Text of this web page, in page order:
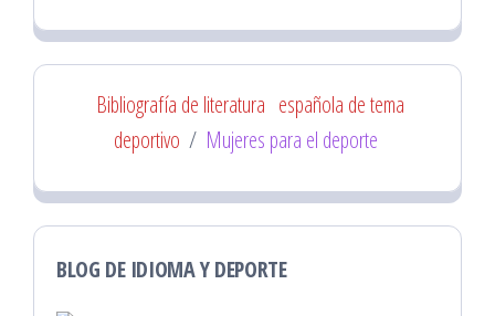
Bibliografía de literatura española de tema
deportivo / Mujeres para el deporte
BLOG DE IDIOMA Y DEPORTE